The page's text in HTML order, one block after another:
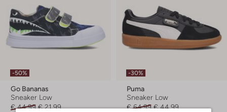
-50%
Go Bananas
Sneaker Low
€ 44,99 € 21,99
-30%
Puma
Sneaker Low
€ 64,99 € 44,99